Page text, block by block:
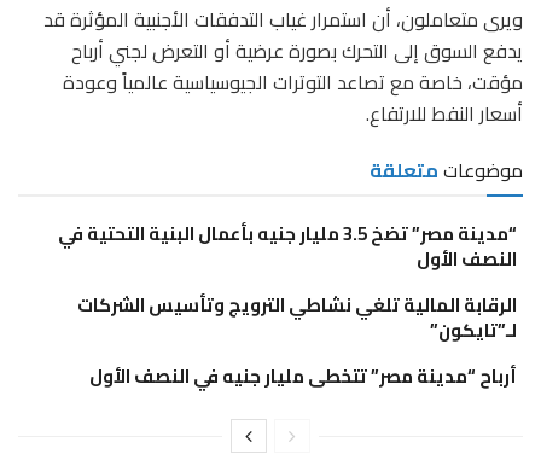
ويرى متعاملون، أن استمرار غياب التدفقات الأجنبية المؤثرة قد
يدفع السوق إلى التحرك بصورة عرضية أو التعرض لجني أرباح
مؤقت، خاصة مع تصاعد التوترات الجيوسياسية عالمياً وعودة
أسعار النفط للارتفاع.
موضوعاتمتعلقة
“مدينة مصر” تضخ 3.5 مليار جنيه بأعمال البنية التحتية في
النصف الأول
الرقابة المالية تلغي نشاطي الترويج وتأسيس الشركات
لـ”تايكون”
أرباح “مدينة مصر” تتخطى مليار جنيه في النصف الأول